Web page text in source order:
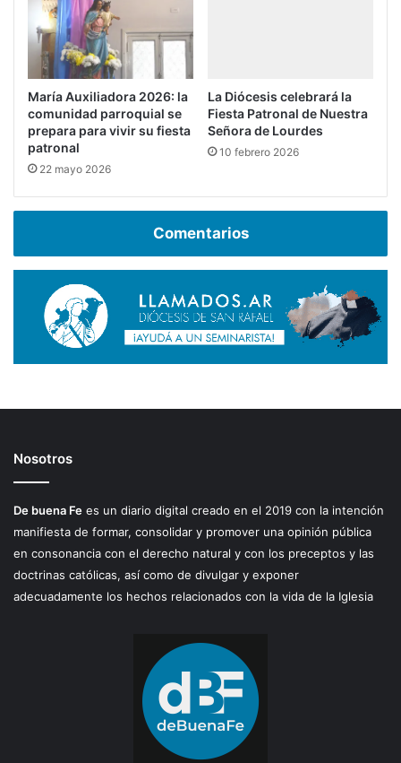
María Auxiliadora 2026: la
comunidad parroquial se
prepara para vivir su fiesta
patronal
22 mayo 2026
La Diócesis celebrará la
Fiesta Patronal de Nuestra
Señora de Lourdes
10 febrero 2026
Comentarios
Nosotros
De buena Fe es un diario digital creado en el 2019 con la intención
manifiesta de formar, consolidar y promover una opinión pública
en consonancia con el derecho natural y con los preceptos y las
doctrinas católicas, así como de divulgar y exponer
adecuadamente los hechos relacionados con la vida de la Iglesia